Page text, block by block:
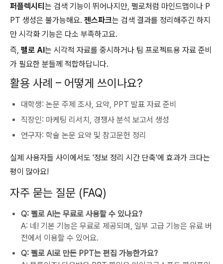
퍼플렉시티 는 검색 기능이 뛰어나지만, 펠로처럼 마인드맵이나 P
PT 생성은 불가능해요. 젠스파크는 검색 결과를 정리해주긴 하지
만 시각화 기능은 다소 부족하고요.
즉, 펠로 AI는 시각적 자료를 중시하거나 팀 프로젝트용 자료 준비
가 필요한 분들께 적합하답니다.
활용 사례 – 어떻게 쓰이나요?
대학생: 논문 주제 조사, 요약, PPT 발표 자료 준비
직장인: 마케팅 리서치, 경쟁사 분석 보고서 생성
연구자: 학술 논문 요약 및 참고문헌 정리
실제 사용자들 사이에서도 '정보 정리 시간 단축'에 효과가 크다는
평이 많아요!
자주 묻는 질문 (FAQ)
Q: 펠로 AI는 무료로 사용할 수 있나요?
A: 네! 기본 기능은 무료로 제공되며, 일부 고급 기능은 유료 버
전에서 이용할 수 있어요.
Q: 펠로 AI로 만든 PPT는 편집 가능한가요?